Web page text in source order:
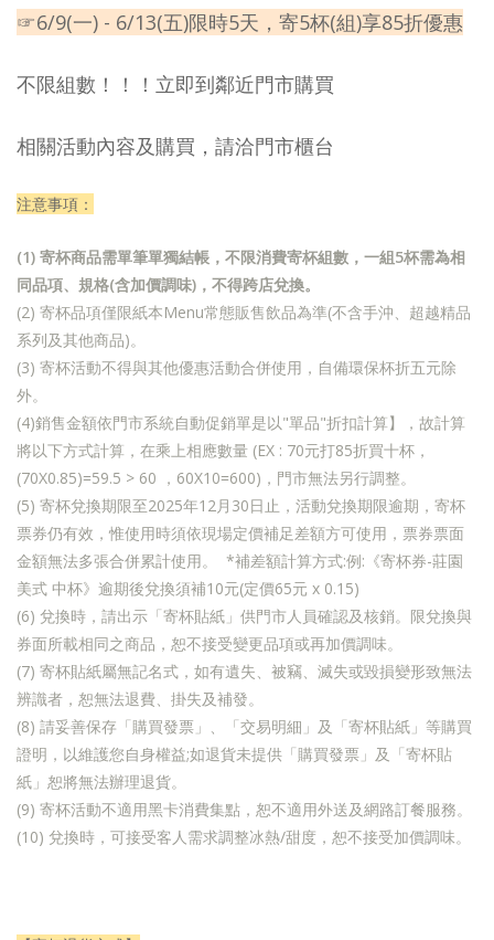
☞6/9(一) - 6/13(五)限時5天，寄5杯(組)享85折優惠
不限組數！！！立即到鄰近門市購買
相關活動內容及購買，請洽門市櫃台
注意事項：
(1) 寄杯商品需單筆單獨結帳，不限消費寄杯組數，一組5杯需為相
同品項、規格(含加價調味)，不得跨店兌換。
(2) 寄杯品項僅限紙本Menu常態販售飲品為準(不含手沖、超越精品
系列及其他商品)。
(3) 寄杯活動不得與其他優惠活動合併使用，自備環保杯折五元除
外。
(4)銷售金額依門市系統自動促銷單是以"單品"折扣計算】，故計算
將以下方式計算，在乘上相應數量 (EX : 70元打85折買十杯，
(70X0.85)=59.5 > 60 ，60X10=600)，門市無法另行調整。
(5) 寄杯兌換期限至2025年12月30日止，活動兌換期限逾期，寄杯
票券仍有效，惟使用時須依現場定價補足差額方可使用，票券票面
金額無法多張合併累計使用。 *補差額計算方式:例:《寄杯券-莊園
美式 中杯》逾期後兌換須補10元(定價65元 x 0.15)
(6) 兌換時，請出示「寄杯貼紙」供門市人員確認及核銷。限兌換與
券面所載相同之商品，恕不接受變更品項或再加價調味。
(7) 寄杯貼紙屬無記名式，如有遺失、被竊、滅失或毀損變形致無法
辨識者，恕無法退費、掛失及補發。
(8) 請妥善保存「購買發票」、「交易明細」及「寄杯貼紙」等購買
證明，以維護您自身權益;如退貨未提供「購買發票」及「寄杯貼
紙」恕將無法辦理退貨。
(9) 寄杯活動不適用黑卡消費集點，恕不適用外送及網路訂餐服務。
(10) 兌換時，可接受客人需求調整冰熱/甜度，恕不接受加價調味。